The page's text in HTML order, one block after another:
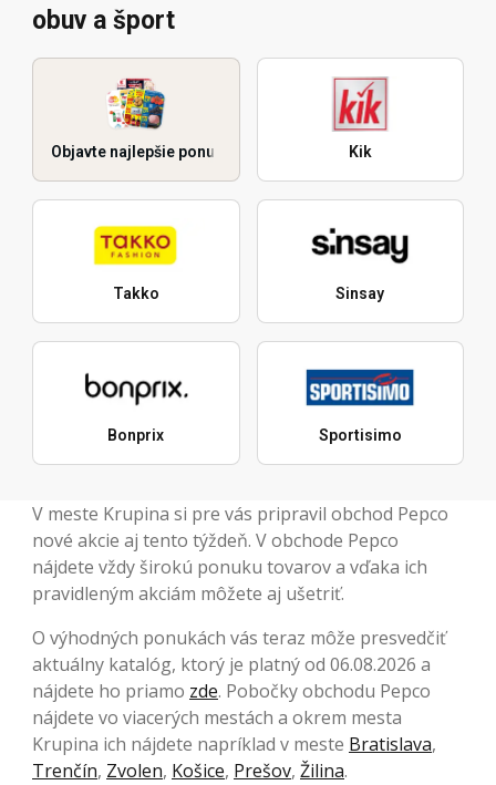
obuv a šport
Objavte najlepšie ponuky Kik
Takko Sinsay
Bonprix Sportisimo
V meste Krupina si pre vás pripravil obchod Pepco
nové akcie aj tento týždeň. V obchode Pepco
nájdete vždy širokú ponuku tovarov a vďaka ich
pravidleným akciám môžete aj ušetriť.
O výhodných ponukách vás teraz môže presvedčiť
aktuálny katalóg, ktorý je platný od 06.08.2026 a
nájdete ho priamo zde. Pobočky obchodu Pepco
nájdete vo viacerých mestách a okrem mesta
Krupina ich nájdete napríklad v meste Bratislava,
Trenčín, Zvolen, Košice, Prešov, Žilina.